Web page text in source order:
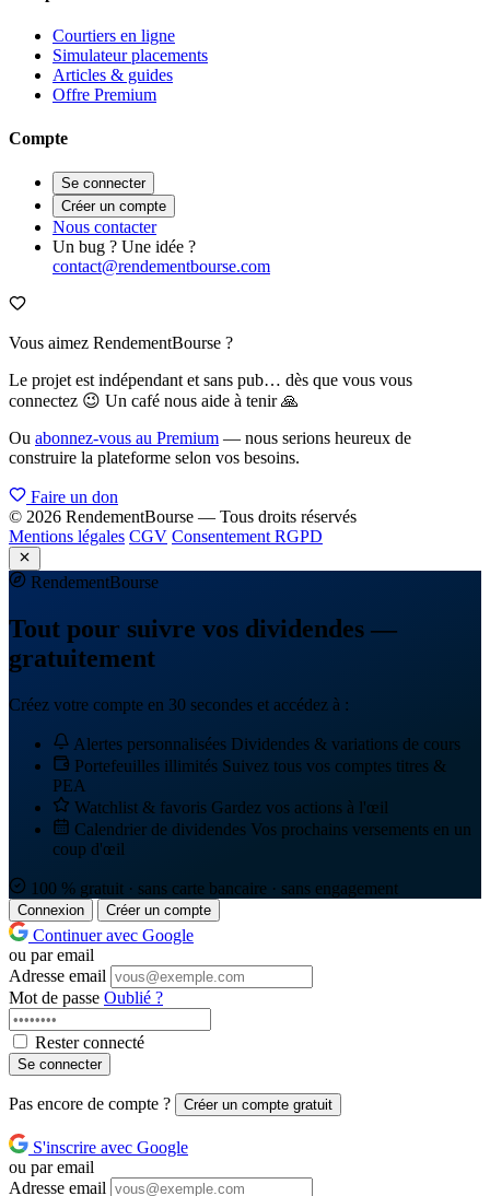
Courtiers en ligne
Simulateur placements
Articles & guides
Offre Premium
Compte
Se connecter
Créer un compte
Nous contacter
Un bug ? Une idée ?
contact@rendementbourse.com
Vous aimez RendementBourse ?
Le projet est indépendant et sans pub… dès que vous vous
connectez 😉 Un café nous aide à tenir 🙏
Ou abonnez-vous au Premium — nous serions heureux de
construire la plateforme selon vos besoins.
Faire un don
© 2026 RendementBourse — Tous droits réservés
Mentions légales CGV Consentement RGPD
RendementBourse
Tout pour suivre vos dividendes —
gratuitement
Créez votre compte en 30 secondes et accédez à :
Alertes personnalisées Dividendes & variations de cours
Portefeuilles illimités Suivez tous vos comptes titres &
PEA
Watchlist & favoris Gardez vos actions à l'œil
Calendrier de dividendes Vos prochains versements en un
coup d'œil
100 % gratuit · sans carte bancaire · sans engagement
Connexion Créer un compte
Continuer avec Google
ou par email
Adresse email
Mot de passe Oublié ?
Rester connecté
Se connecter
Pas encore de compte ? Créer un compte gratuit
S'inscrire avec Google
ou par email
Adresse email